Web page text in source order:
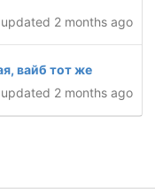
2 months ago
вайб тот же
2 months ago